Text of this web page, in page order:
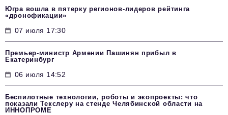
Югра вошла в пятерку регионов-лидеров рейтинга
«дронофикации»
07 июля 17:30
Премьер-министр Армении Пашинян прибыл в
Екатеринбург
06 июля 14:52
Беспилотные технологии, роботы и экопроекты: что
показали Текслеру на стенде Челябинской области на
ИННОПРОМЕ